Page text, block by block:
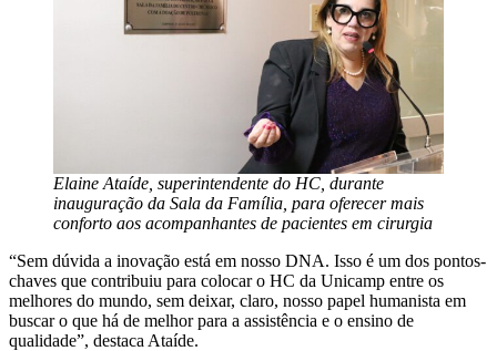
Elaine Ataíde, superintendente do HC, durante
inauguração da Sala da Família, para oferecer mais
conforto aos acompanhantes de pacientes em cirurgia
“Sem dúvida a inovação está em nosso DNA. Isso é um dos pontos-
chaves que contribuiu para colocar o HC da Unicamp entre os
melhores do mundo, sem deixar, claro, nosso papel humanista em
buscar o que há de melhor para a assistência e o ensino de
qualidade”, destaca Ataíde.